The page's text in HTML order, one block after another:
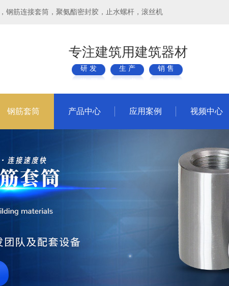
钢筋连接套筒，聚氨酯密封胶，止水螺杆，滚丝机
专注建筑用建筑器材
研 发 生 产 销 售
钢筋套筒 产品中心 应用案例 视频中心